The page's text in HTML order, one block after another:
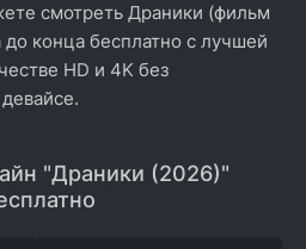
смотреть Драники (фильм
конца бесплатно с лучшей
HD и 4K без
"Драники (2026)"